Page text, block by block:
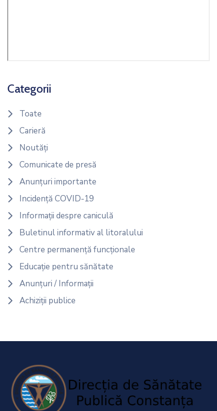
Categorii
Toate
Carieră
Noutăți
Comunicate de presă
Anunțuri importante
Incidență COVID-19
Informații despre caniculă
Buletinul informativ al litoralului
Centre permanență funcționale
Educație pentru sănătate
Anunțuri / Informații
Achiziții publice